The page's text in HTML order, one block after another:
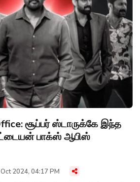
சூப்பர் ஸ்டாருக்கே இந்த
பாக்ஸ் ஆபிஸ்
2024, 04:17 PM